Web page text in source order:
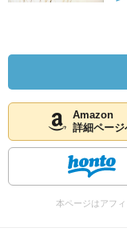
Amazon
詳細ページ
本ページはアフ